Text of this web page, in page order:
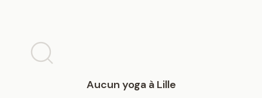
Aucun yogaà Lille